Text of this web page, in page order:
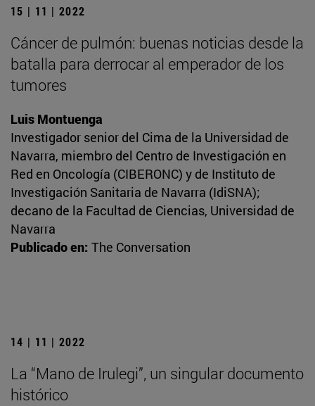
15 | 11 | 2022
Cáncer de pulmón: buenas noticias desde la
batalla para derrocar al emperador de los
tumores
Luis Montuenga
Investigador senior del Cima de la Universidad de
Navarra, miembro del Centro de Investigación en
Red en Oncología (CIBERONC) y de Instituto de
Investigación Sanitaria de Navarra (IdiSNA);
decano de la Facultad de Ciencias, Universidad de
Navarra
Publicado en: The Conversation
14 | 11 | 2022
La “Mano de Irulegi”, un singular documento
histórico